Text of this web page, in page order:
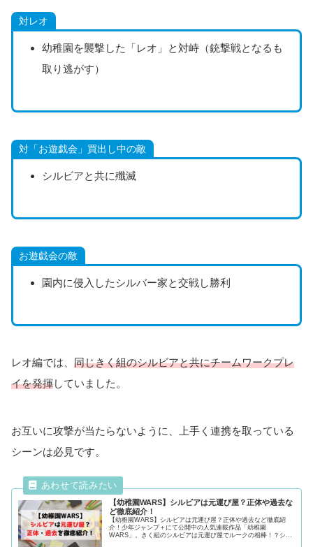
対レオ
幼稚園を襲撃した「レオ」と対峙（銃撃戦となるも
取り逃がす）
対「お遊戯会」買出し中の敵
シルビアと共に殲滅
お遊戯会の敵
園内に侵入したシルバー家と交戦し勝利
レオ編では、 同じきく組のシルビアと共にチームワークプレ
イを発揮していました。
お互いに攻撃が当たらないように、上手く連携を取っている
シーンは必見です。
【幼稚園WARS】シルビアは元運び屋？正体や過去な
ど徹底紹介！
【幼稚園WARS】シルビアは元運び屋？正体や過去など徹底紹
介！少年ジャンプ＋にて公開中の人気連載作品「幼稚園
WARS」。きく組のシルビアは元運び屋でルークの相棒！？シル